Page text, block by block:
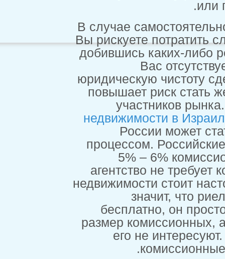
В случае
Вы рискуете
добившись
Вас
юридическую
повышает
России
процессом.
5% –
агентство
недвижимости
размер
его не